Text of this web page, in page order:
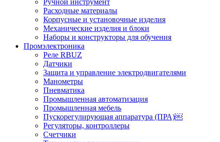
Ручной инструмент
Расходные материалы
Корпусные и установочные изделия
Механические изделия и блоки
Наборы и конструкторы для обучения
Промэлектроника
Реле RBUZ
Датчики
Защита и управление электродвигателями
Манометры
Пневматика
Промышленная автоматизация
Промышленная мебель
Пускорегулирующая аппаратура (ПРА)￼
Регуляторы, контроллеры
Счетчики